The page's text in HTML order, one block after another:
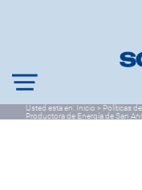
Usted esta en: Inicio > Políticas
Productora de Energía de San